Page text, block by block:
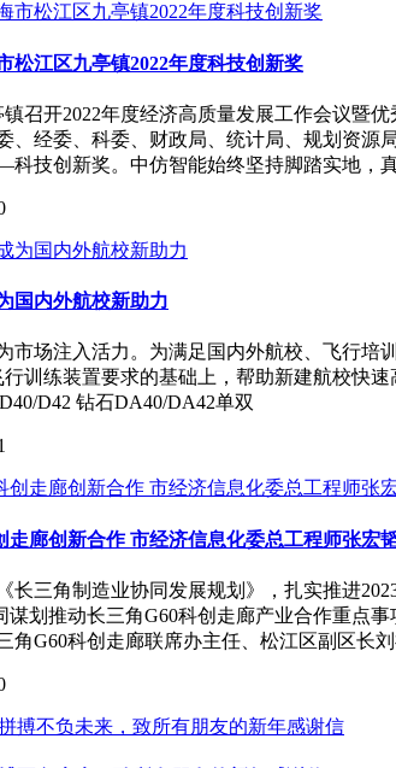
松江区九亭镇2022年度科技创新奖
镇召开2022年度经济高质量发展工作会议暨
、经委、科委、财政局、统计局、规划资源
技创新奖。中仿智能始终坚持脚踏实地，真
国内外航校新助力
市场注入活力。为满足国内外航校、飞行
行训练装置要求的基础上，帮助新建航校快
D42 钻石DA40/DA42单双
走廊创新合作 市经济信息化委总工程师张宏
长三角制造业协同发展规划》，扎实推进
谋划推动长三角G60科创走廊产业合作重点
角G60科创走廊联席办主任、松江区副区长刘